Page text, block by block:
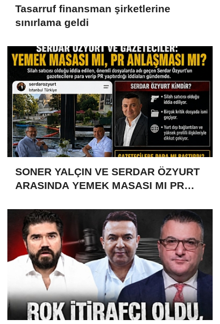
Tasarruf finansman şirketlerine
sınırlama geldi
SONER YALÇIN VE SERDAR ÖZYURT
ARASINDA YEMEK MASASI MI PR